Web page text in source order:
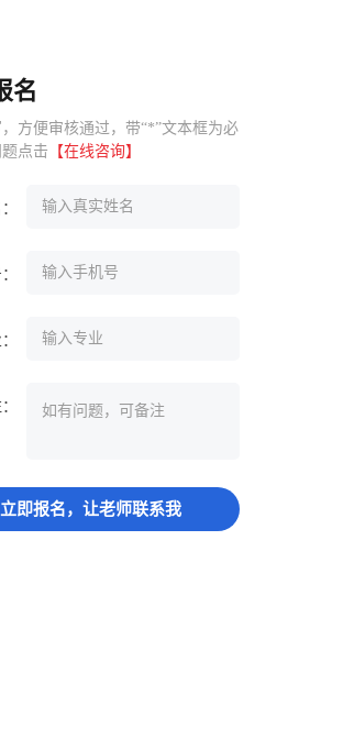
名
方便审核通过，带“*”文本框为必
点击 【在线咨询】